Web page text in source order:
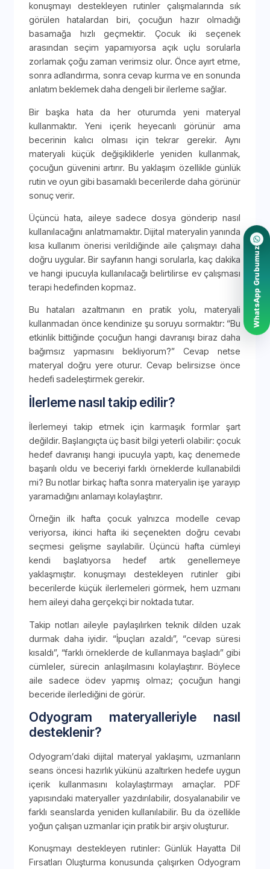
konuşmayı destekleyen rutinler çalışmalarında sık
görülen hatalardan biri, çocuğun hazır olmadığı
basamağa hızlı geçmektir. Çocuk iki seçenek
arasından seçim yapamıyorsa açık uçlu sorularla
zorlamak çoğu zaman verimsiz olur. Önce ayırt etme,
sonra adlandırma, sonra cevap kurma ve en sonunda
anlatım beklemek daha dengeli bir ilerleme sağlar.
Bir başka hata da her oturumda yeni materyal
kullanmaktır. Yeni içerik heyecanlı görünür ama
becerinin kalıcı olması için tekrar gerekir. Aynı
materyali küçük değişikliklerle yeniden kullanmak,
çocuğun güvenini artırır. Bu yaklaşım özellikle günlük
rutin ve oyun gibi basamaklı becerilerde daha görünür
sonuç verir.
Üçüncü hata, aileye sadece dosya gönderip nasıl
kullanılacağını anlatmamaktır. Dijital materyalin yanında
kısa kullanım önerisi verildiğinde aile çalışmayı daha
doğru uygular. Bir sayfanın hangi sorularla, kaç dakika
ve hangi ipucuyla kullanılacağı belirtilirse ev çalışması
terapi hedefinden kopmaz.
Bu hataları azaltmanın en pratik yolu, materyali
kullanmadan önce kendinize şu soruyu sormaktır: “Bu
etkinlik bittiğinde çocuğun hangi davranışı biraz daha
bağımsız yapmasını bekliyorum?” Cevap netse
materyal doğru yere oturur. Cevap belirsizse önce
hedefi sadeleştirmek gerekir.
İlerleme nasıl takip edilir?
İlerlemeyi takip etmek için karmaşık formlar şart
değildir. Başlangıçta üç basit bilgi yeterli olabilir: çocuk
hedef davranışı hangi ipucuyla yaptı, kaç denemede
başarılı oldu ve beceriyi farklı örneklerde kullanabildi
mi? Bu notlar birkaç hafta sonra materyalin işe yarayıp
yaramadığını anlamayı kolaylaştırır.
Örneğin ilk hafta çocuk yalnızca modelle cevap
veriyorsa, ikinci hafta iki seçenekten doğru cevabı
seçmesi gelişme sayılabilir. Üçüncü hafta cümleyi
kendi başlatıyorsa hedef artık genellemeye
yaklaşmıştır. konuşmayı destekleyen rutinler gibi
becerilerde küçük ilerlemeleri görmek, hem uzmanı
hem aileyi daha gerçekçi bir noktada tutar.
Takip notları aileyle paylaşılırken teknik dilden uzak
durmak daha iyidir. “İpuçları azaldı”, “cevap süresi
kısaldı”, “farklı örneklerde de kullanmaya başladı” gibi
cümleler, sürecin anlaşılmasını kolaylaştırır. Böylece
aile sadece ödev yapmış olmaz; çocuğun hangi
beceride ilerlediğini de görür.
Odyogram materyalleriyle nasıl
desteklenir?
Odyogram’daki dijital materyal yaklaşımı, uzmanların
seans öncesi hazırlık yükünü azaltırken hedefe uygun
içerik kullanmasını kolaylaştırmayı amaçlar. PDF
yapısındaki materyaller yazdırılabilir, dosyalanabilir ve
farklı seanslarda yeniden kullanılabilir. Bu da özellikle
yoğun çalışan uzmanlar için pratik bir arşiv oluşturur.
Konuşmayı destekleyen rutinler: Günlük Hayatta Dil
Fırsatları Oluşturma konusunda çalışırken Odyogram
WhatsApp Grubumuz